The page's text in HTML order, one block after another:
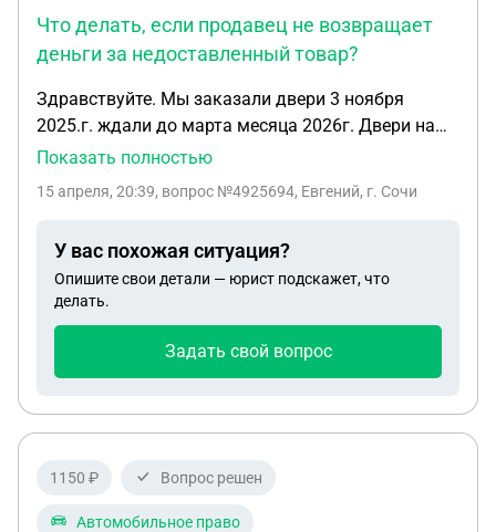
Что делать, если продавец не возвращает
деньги за недоставленный товар?
Здравствуйте. Мы заказали двери 3 ноября
2025.г. ждали до марта месяца 2026г. Двери нам
так и не привезли. Муж написал заявление на
заявление и одобрили возврат денег. Но с21
ждите. Вот сколько нам ждать мы не знаем, и что
нам теперь делать? Куда обращаться?
Показать полностью
15 апреля, 20:39, вопрос №4925694, Евгений, г. Сочи
У вас похожая ситуация?
Опишите свои детали — юрист подскажет, что
делать.
Задать свой вопрос
1150 ₽ Вопрос решен
Автомобильное право